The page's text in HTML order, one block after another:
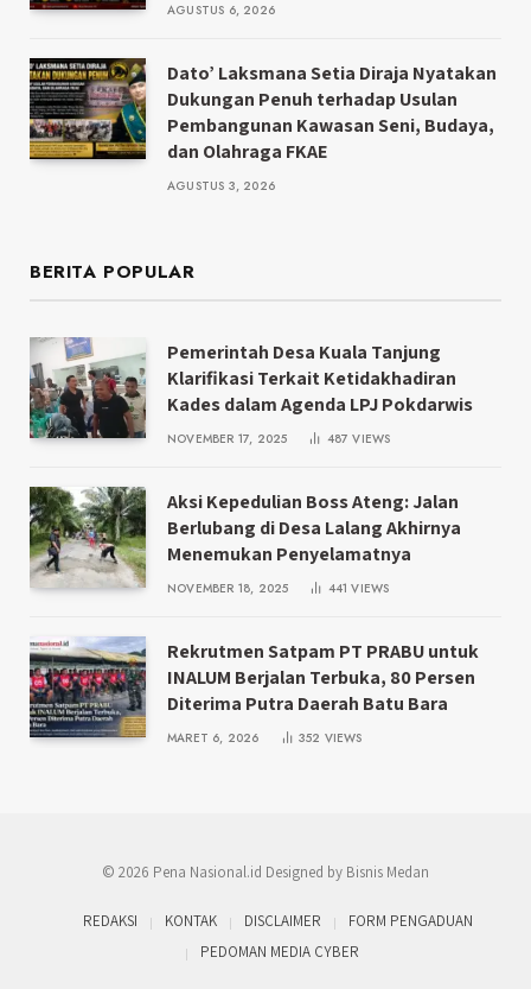
AGUSTUS 6, 2026
Dato’ Laksmana Setia Diraja Nyatakan
Dukungan Penuh terhadap Usulan
Pembangunan Kawasan Seni, Budaya,
dan Olahraga FKAE
AGUSTUS 3, 2026
BERITA POPULAR
Pemerintah Desa Kuala Tanjung
Klarifikasi Terkait Ketidakhadiran
Kades dalam Agenda LPJ Pokdarwis
NOVEMBER 17, 2025 487VIEWS
Aksi Kepedulian Boss Ateng: Jalan
Berlubang di Desa Lalang Akhirnya
Menemukan Penyelamatnya
NOVEMBER 18, 2025 441VIEWS
Rekrutmen Satpam PT PRABU untuk
INALUM Berjalan Terbuka, 80 Persen
Diterima Putra Daerah Batu Bara
MARET 6, 2026 352 VIEWS
© 2026 Pena Nasional.id Designed by Bisnis Medan
REDAKSI KONTAK DISCLAIMER
FORM PENGADUAN
PEDOMAN MEDIA CYBER